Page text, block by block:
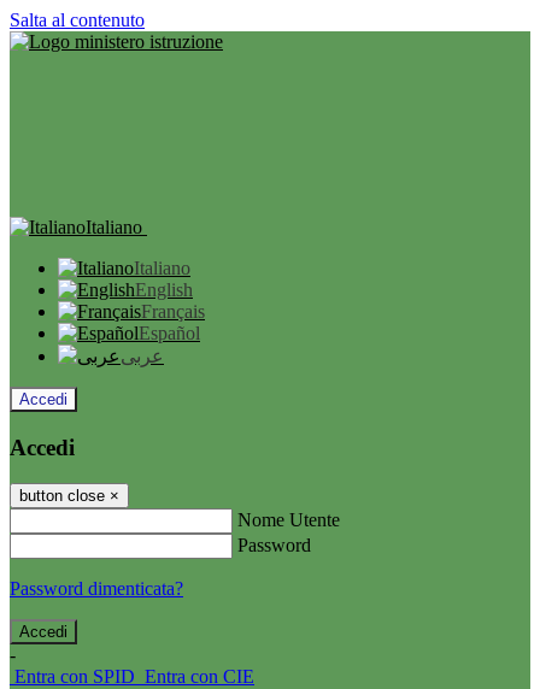
Salta al contenuto
Italiano
Italiano
English
Français
Español
عربى
Accedi
Accedi
button close ×
Nome Utente
Password
Password dimenticata?
-
Entra con SPID Entra con CIE